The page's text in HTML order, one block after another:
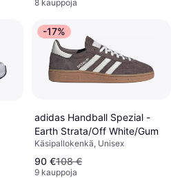
8 kauppoja
-17%
adidas Handball Spezial -
Earth Strata/Off White/Gum
Käsipallokenkä, Unisex
90 €108 €
9 kauppoja